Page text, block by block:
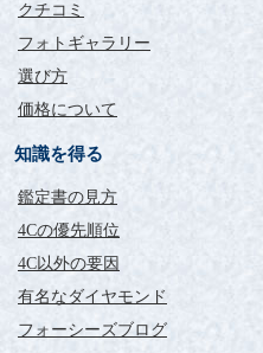
クチコミ
フォトギャラリー
選び方
価格について
知識を得る
鑑定書の見方
4Cの優先順位
4C以外の要因
有名なダイヤモンド
フォーシーズブログ